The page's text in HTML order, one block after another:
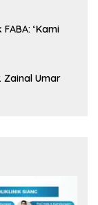
‘Kami
Zainal Umar